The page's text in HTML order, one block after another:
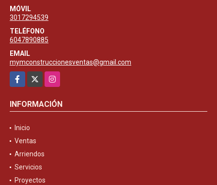
MÓVIL
3017294539
TELÉFONO
6047890885
EMAIL
mymconstruccionesventas@gmail.com
Facebook
Instagram
INFORMACIÓN
Inicio
Ventas
Arriendos
Servicios
Proyectos